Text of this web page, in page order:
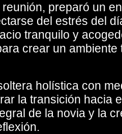
preparó un
del estrés del
tranquilo y
crear un
holística con
la transición hacia
de la novia y la